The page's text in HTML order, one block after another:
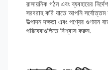
রাসায়নিক গঠন এবং ব্যবহারের
সরবরাহ করি যাতে আপনি
উত্পাদন দক্ষতা এবং পণ্যের গুণমান
পরিষেবাগুলিতে বিশ্বাস করুন.